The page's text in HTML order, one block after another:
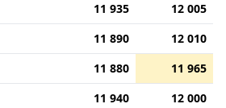
11 935
12 005
11 890
12 010
11 880
11 965
11 940
12 000